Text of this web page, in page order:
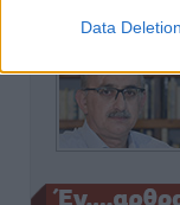
Data Deletion